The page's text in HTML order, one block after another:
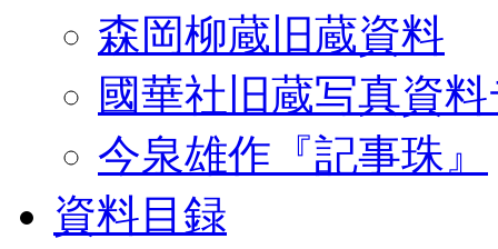
森岡柳蔵旧蔵資料
國華社旧蔵写真資
今泉雄作『記事珠』
資料目録